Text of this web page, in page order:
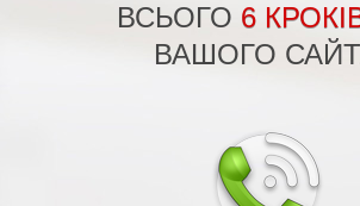
ВСЬОГО 6
ВАШОГО